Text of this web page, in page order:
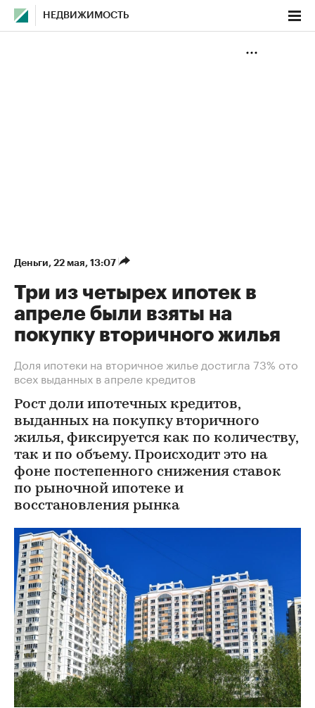
НЕДВИЖИМОСТЬ
Деньги⁠, 22 мая, 13:07
Три из четырех ипотек в
апреле были взяты на
покупку вторичного жилья
Доля ипотеки на вторичное жилье достигла 73% ото
всех выданных в апреле кредитов
Рост доли ипотечных кредитов,
выданных на покупку вторичного
жилья, фиксируется как по количеству,
так и по объему. Происходит это на
фоне постепенного снижения ставок
по рыночной ипотеке и
восстановления рынка